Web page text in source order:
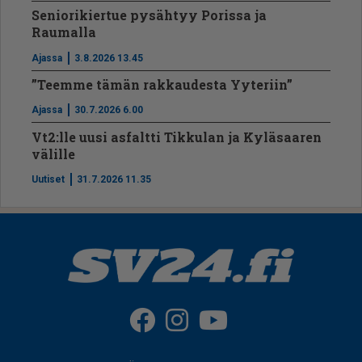
Seniorikiertue pysähtyy Porissa ja
Raumalla
Ajassa 3.8.2026 13.45
”Teemme tämän rakkaudesta Yyteriin”
Ajassa 30.7.2026 6.00
Vt2:lle uusi asfaltti Tikkulan ja Kyläsaaren
välille
Uutiset 31.7.2026 11.35